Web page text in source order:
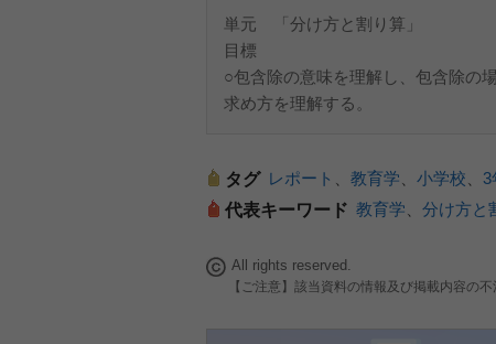
単元 「分け方と割り算」
目標
○包含除の意味を理解し、包含除の
求め方を理解する。
タグ レポート 教育学 小学校 3
代表キーワード 教育学 分け方と
All rights reserved.
【ご注意】該当資料の情報及び掲載内容の